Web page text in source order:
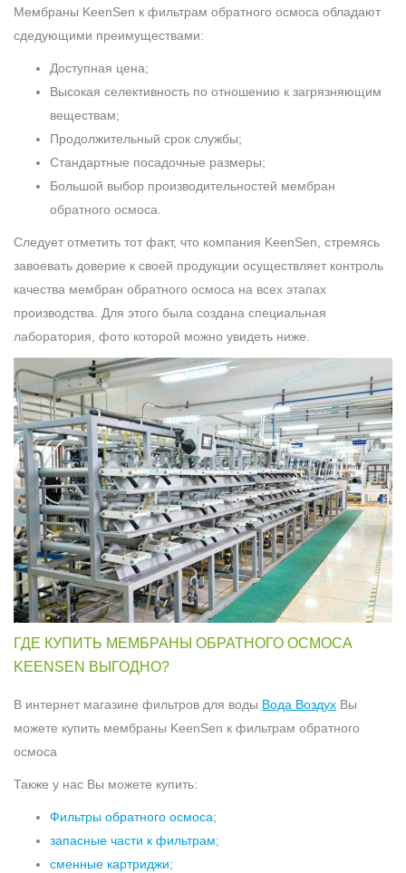
Мембраны KeenSen к фильтрам обратного осмоса обладают
сдедующими преимуществами:
Доступная цена;
Высокая селективность по отношению к загрязняющим
веществам;
Продолжительный срок службы;
Стандартные посадочные размеры;
Большой выбор производительностей мембран
обратного осмоса.
Следует отметить тот факт, что компания KeenSen, стремясь
завоевать доверие к своей продукции осуществляет контроль
качества мембран обратного осмоса на всех этапах
производства. Для этого была создана специальная
лаборатория, фото которой можно увидеть ниже.
ГДЕ КУПИТЬ МЕМБРАНЫ ОБРАТНОГО ОСМОСА
KEENSEN ВЫГОДНО?
В интернет магазине фильтров для воды Вода Воздух Вы
можете купить мембраны KeenSen к фильтрам обратного
осмоса
Также у нас Вы можете купить:
Фильтры обратного осмоса;
запасные части к фильтрам;
сменные картриджи;